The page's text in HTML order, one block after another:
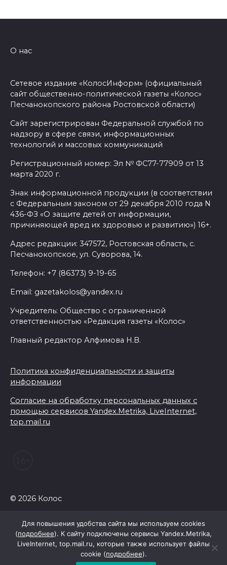
О нас
Сетевое издание «КолосИнформ» (официальный
сайт общественно-политической газеты «Колос»
Песчанокопского района Ростовской области)
Сайт зарегистрирован Федеральной службой по
надзору в сфере связи, информационных
технологий и массовых коммуникаций
Регистрационный номер: Эл № ФС77-77909 от 13
марта 2020 г.
Знак информационной продукции (в соответствии
с Федеральным законом от 29 декабря 2010 года N
436-ФЗ «О защите детей от информации,
причиняющей вред их здоровью и развитию») 16+.
Адрес редакции: 347572, Ростовская область, с.
Песчанокопское, ул. Суворова, 14.
Телефон: +7 (86373) 9-19-65
Email: gazetakolos@yandex.ru
Учредитель: Общество с ограниченной
ответственностью «Редакция газеты «Колос»
Главный редактор Алфимова Н.В.
Политика конфиденциальности и защиты
информации
Согласие на обработку персональных данных с
помощью сервисов Yandex.Metrika, LiveInternet,
top.mail.ru
© 2026 Колос
Для повышения удобства сайта мы используем cookies
(подробнее). К сайту подключены сервисы Yandex.Metrika,
LiveInternet, top.mail.ru, которые также использует файлы
cookie (подробнее).